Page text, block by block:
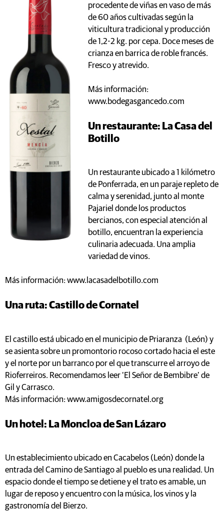
procedente de viñas en vaso de más
de 60 años cultivadas según la
viticultura tradicional y producción
de 1,2-2 kg. por cepa. Doce meses de
crianza en barrica de roble francés.
Fresco y atrevido.
Más información:
www.bodegasgancedo.com
Un restaurante: La Casa del
Botillo
Un restaurante ubicado a 1 kilómetro
de Ponferrada, en un paraje repleto de
calma y serenidad, junto al monte
Pajariel donde los productos
bercianos, con especial atención al
botillo, encuentran la experiencia
culinaria adecuada. Una amplia
variedad de vinos.
Más información: www.lacasadelbotillo.com
Una ruta: Castillo de Cornatel
El castillo está ubicado en el municipio de Priaranza (León) y
se asienta sobre un promontorio rocoso cortado hacia el este
y el norte por un barranco por el que transcurre el arroyo de
Rioferreiros. Recomendamos leer ‘El Señor de Bembibre’ de
Gil y Carrasco.
Más información: www.amigosdecornatel.org
Un hotel: La Moncloa de San Lázaro
Un establecimiento ubicado en Cacabelos (León) donde la
entrada del Camino de Santiago al pueblo es una realidad. Un
espacio donde el tiempo se detiene y el trato es amable, un
lugar de reposo y encuentro con la música, los vinos y la
gastronomía del Bierzo.